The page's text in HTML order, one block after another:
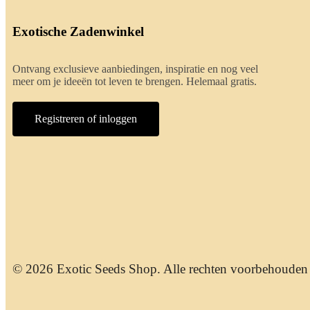
Exotische Zadenwinkel
Ontvang exclusieve aanbiedingen, inspiratie en nog veel
meer om je ideeën tot leven te brengen. Helemaal gratis.
Registreren of inloggen
© 2026 Exotic Seeds Shop. Alle rechten voorbehouden